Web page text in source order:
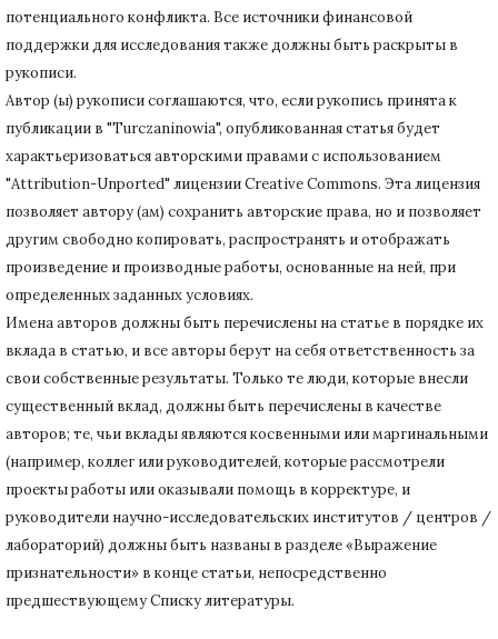
потенциального конфликта. Все источники финансовой
поддержки для исследования также должны быть раскрыты в
рукописи.
Автор (ы) рукописи соглашаются, что, если рукопись принята к
публикации в "Turczaninowia", опубликованная статья будет
характьеризоваться авторскими правами с использованием
"Attribution-Unported" лицензии Creative Commons. Эта лицензия
позволяет автору (ам) сохранить авторские права, но и позволяет
другим свободно копировать, распространять и отображать
произведение и производные работы, основанные на ней, при
определенных заданных условиях.
Имена авторов должны быть перечислены на статье в порядке их
вклада в статью, и все авторы берут на себя ответственность за
свои собственные результаты. Только те люди, которые внесли
существенный вклад, должны быть перечислены в качестве
авторов; те, чьи вклады являются косвенными или маргинальными
(например, коллег или руководителей, которые рассмотрели
проекты работы или оказывали помощь в корректуре, и
руководители научно-исследовательских институтов / центров /
лабораторий) должны быть названы в разделе «Выражение
признательности» в конце статьи, непосредственно
предшествующему Списку литературы.